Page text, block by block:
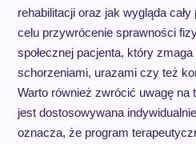
rehabilitacji oraz jak wygląda
celu przywrócenie sprawności
społecznej pacjenta, który
schorzeniami, urazami czy też
Warto również zwrócić uwagę na
jest dostosowywana
oznacza, że program